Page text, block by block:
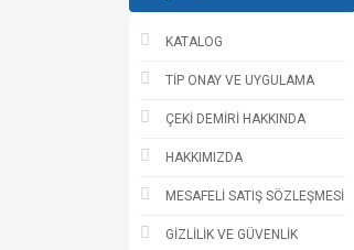
KATALOG
TİP ONAY VE UYGULAMA
ÇEKİ DEMİRİ HAKKINDA
HAKKIMIZDA
MESAFELİ SATIŞ SÖZLEŞMESİ
GİZLİLİK VE GÜVENLİK